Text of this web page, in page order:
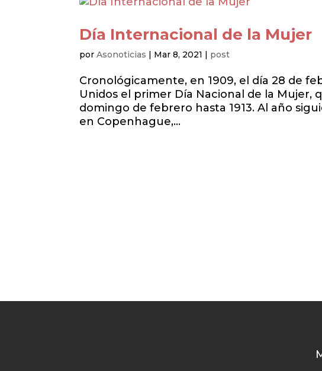
Día Internacional de la Mujer
porAsonoticias | Mar 8, 2021 | post
Cronológicamente, en 1909, el día 28 de
Unidos el primer Día Nacional de la
domingo de febrero hasta 1913. Al año
en Copenhague,...